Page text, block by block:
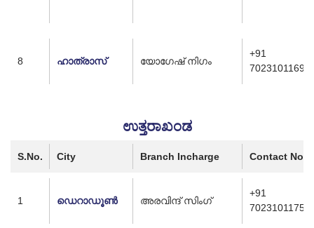
8 ഹാത്രാസ് യോഗേഷ് നിഗം
+91
7023101169
ಉತ್ತರಾಖಂಡ
S.No. City Branch Incharge Contact No.
1 ഡെറാഡൂൺ അരവിന്ദ് സിംഗ്
+91
7023101175